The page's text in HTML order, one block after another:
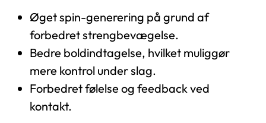
Øget spin-generering på grund af
forbedret strengbevægelse.
Bedre boldindtagelse, hvilket muliggør
mere kontrol under slag.
Forbedret følelse og feedback ved
kontakt.